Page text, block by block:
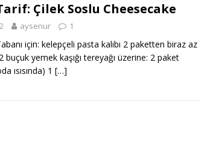
Çilek Soslu Cheesecake
aysenur 1
için: kelepçeli pasta kalıbı 2 paketten biraz az
buçuk yemek kaşığı tereyağı üzerine: 2 paket
ısısında) 1 […]